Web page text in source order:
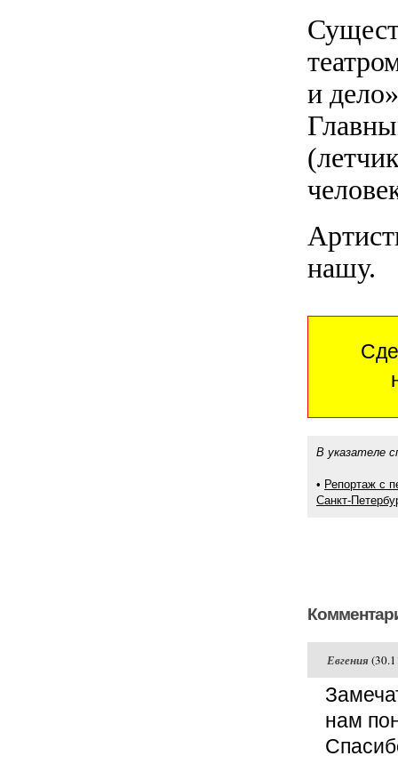
и
нашу.
В указателе
• Репортаж с
Санкт-
Евгения
нам